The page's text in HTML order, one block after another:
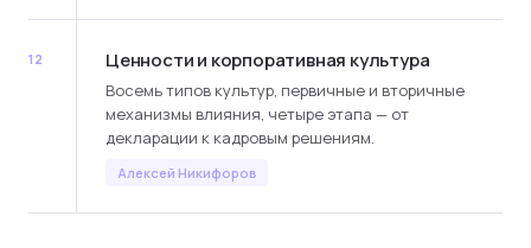
12 Ценности и корпоративная культура
Восемь типов культур, первичные и вторичные
механизмы влияния, четыре этапа — от
декларации к кадровым решениям.
Алексей Никифоров